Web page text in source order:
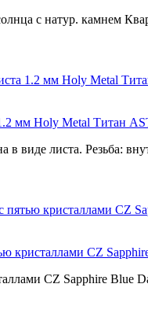
с натур. камнем
мм Holy Metal Титан
в виде листа. Резьба:
кристаллами CZ
CZ Sapphire